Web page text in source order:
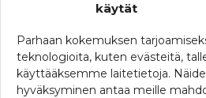
käytät
Parhaan kokemuksen
teknologioita, kuten evästeitä,
käyttääksemme laitetietoja.
hyväksyminen antaa meille
Ferman uutisia
SRHY:n uutisia